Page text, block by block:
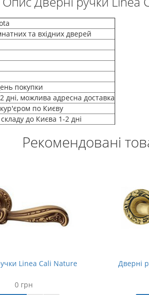
та вхідних дверей
покупки
дні, можлива адресна доставка
по Києву
до Києва 1-2 дні
Рекомендовані
Linea Cali Nature
0 грн
Дверні